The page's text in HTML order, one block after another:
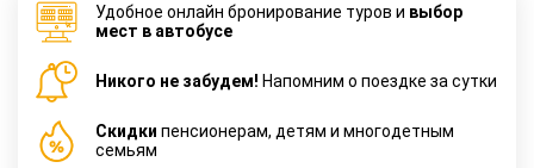
Удобное онлайн бронирование туров и выбор
мест в автобусе
Никого не забудем! Напомним о поездке за сутки
Cкидки пенсионерам, детям и многодетным
семьям